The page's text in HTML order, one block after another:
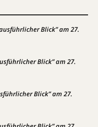
Blick” am 27.
Blick” am 27.
Blick” am 27.